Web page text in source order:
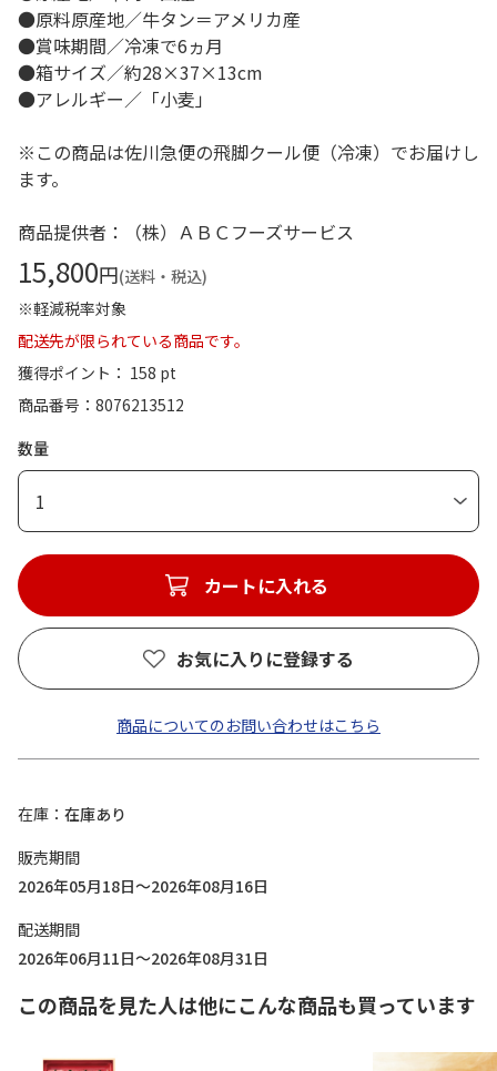
●原料原産地／牛タン＝アメリカ産
●賞味期間／冷凍で6ヵ月
●箱サイズ／約28×37×13cm
●アレルギー／「小麦」
※この商品は佐川急便の飛脚クール便（冷凍）でお届けし
ます。
商品提供者：（株）ＡＢＣフーズサービス
15,800円(送料・税込)
※軽減税率対象
配送先が限られている商品です。
獲得ポイント： 158 pt
商品番号
8076213512
数量
1
カートに入れる
お気に入りに登録する
商品についてのお問い合わせはこちら
在庫
在庫あり
販売期間
2026年05月18日～2026年08月16日
配送期間
2026年06月11日～2026年08月31日
この商品を見た人は他にこんな商品も買っています